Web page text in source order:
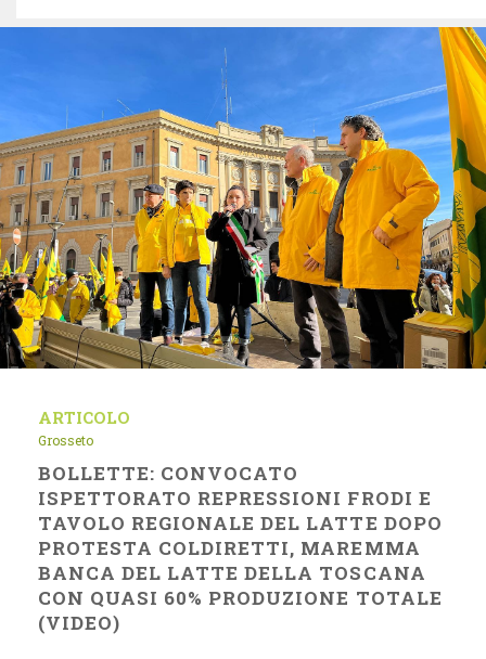
ARTICOLO
Grosseto
BOLLETTE: CONVOCATO
ISPETTORATO REPRESSIONI FRODI E
TAVOLO REGIONALE DEL LATTE DOPO
PROTESTA COLDIRETTI, MAREMMA
BANCA DEL LATTE DELLA TOSCANA
CON QUASI 60% PRODUZIONE TOTALE
(VIDEO)